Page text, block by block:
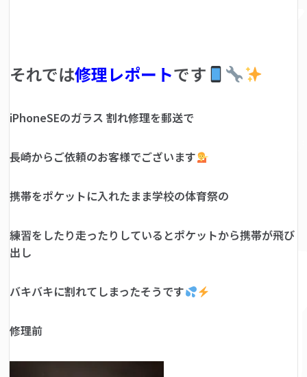
それでは修理レポートです
iPhoneSEのガラス 割れ修理を郵送で
長崎からご依頼のお客様でございます
携帯をポケットに入れたまま学校の体育祭の
練習をしたり走ったりしているとポケットから携帯が飛び
出し
バキバキに割れてしまったそうです
修理前